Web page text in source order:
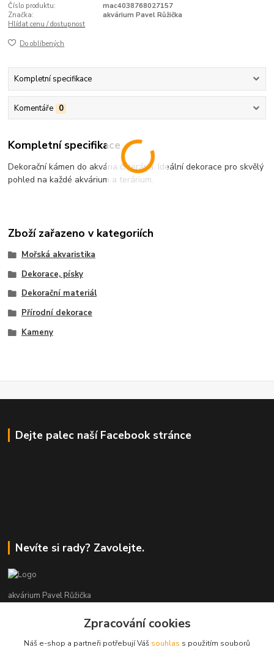
Číslo produktu:
mac4038768027157
Značka:
akvárium Pavel Růžička
Hlídat cenu / dostupnost
Do oblíbených
Kompletní specifikace
Komentáře 0
Kompletní specifikace
Dekorační kámen do akvária či terária. Ideální dekorace pro skvělý
pohled na každé akvárium a terárium.
Zboží zařazeno v kategoriích
Mořská akvaristika
Dekorace, písky
Dekorační materiál
Přírodní dekorace
Kameny
Dejte palec naší Facebook stránce
Nevíte si rady? Zavolejte.
akvárium Pavel Růžička
+420 602 118 290
9:00 až 16:00 v pracovní dny
Zpracování cookies
Náš e-shop a partneři potřebují Váš souhlas s použitím souborů